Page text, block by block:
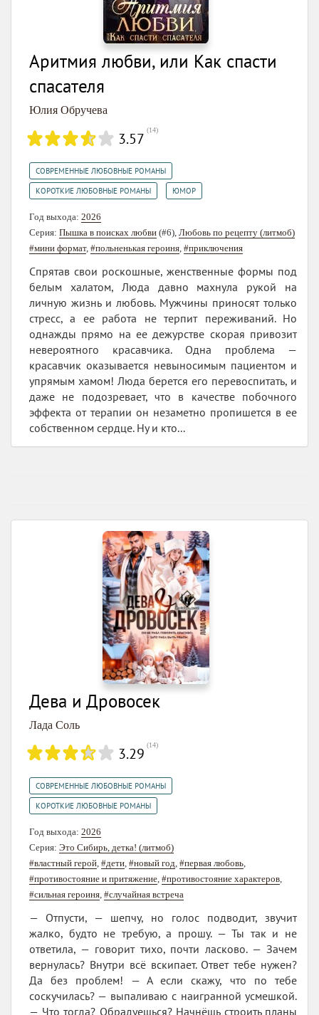
Аритмия любви, или Как спасти
спасателя
Юлия Обручева
3.57 (14)
СОВРЕМЕННЫЕ ЛЮБОВНЫЕ РОМАНЫ
КОРОТКИЕ ЛЮБОВНЫЕ РОМАНЫ ЮМОР
Год выхода: 2026
Серия: Пышка в поисках любви (#6), Любовь по рецепту (литмоб)
#мини формат, #польненькая героиня, #приключения
Спрятав свои роскошные, женственные формы под
белым халатом, Люда давно махнула рукой на
личную жизнь и любовь. Мужчины приносят только
стресс, а ее работа не терпит переживаний. Но
однажды прямо на ее дежурстве скорая привозит
невероятного красавчика. Одна проблема —
красавчик оказывается невыносимым пациентом и
упрямым хамом! Люда берется его перевоспитать, и
даже не подозревает, что в качестве побочного
эффекта от терапии он незаметно пропишется в ее
собственном сердце. Ну и кто...
Дева и Дровосек
Лада Соль
3.29 (14)
СОВРЕМЕННЫЕ ЛЮБОВНЫЕ РОМАНЫ
КОРОТКИЕ ЛЮБОВНЫЕ РОМАНЫ
Год выхода: 2026
Серия: Это Сибирь, детка! (литмоб)
#властный герой #дети #новый год #первая любовь
#противостояние и притяжение #противостояние характеров
#сильная героиня #случайная встреча
— Отпусти, — шепчу, но голос подводит, звучит
жалко, будто не требую, а прошу. — Ты так и не
ответила, — говорит тихо, почти ласково. — Зачем
вернулась? Внутри всё вскипает. Ответ тебе нужен?
Да без проблем! — А если скажу, что по тебе
соскучилась? — выпаливаю с наигранной усмешкой.
— Что тогда? Обрадуешься? Начнёшь строить планы